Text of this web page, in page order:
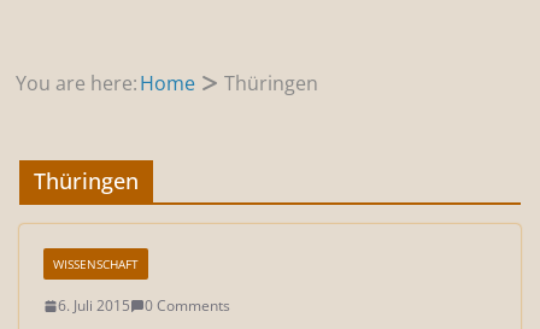
You are here:Home Thüringen
Thüringen
WISSENSCHAFT
6. Juli 2015 0 Comments